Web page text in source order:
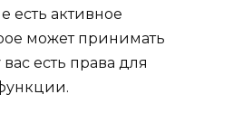
есть активное
может принимать
есть права для